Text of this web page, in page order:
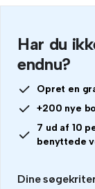
Har du
endnu?
Opret en
+200 nye
7 ud af 10
benyttede
Dine